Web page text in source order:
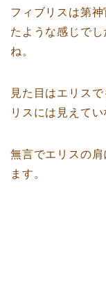
フィブリスは第
たような感じで
ね。
見た目はエリス
リスには見えてい
無言でエリスの
ます。